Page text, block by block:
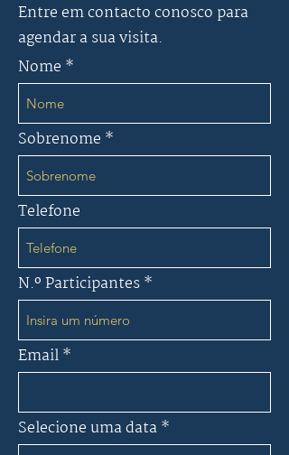
Entre em contacto conosco para
agendar a sua visita.
Nome
Sobrenome
Telefone
N.º Participantes
Email
Selecione uma data*
e